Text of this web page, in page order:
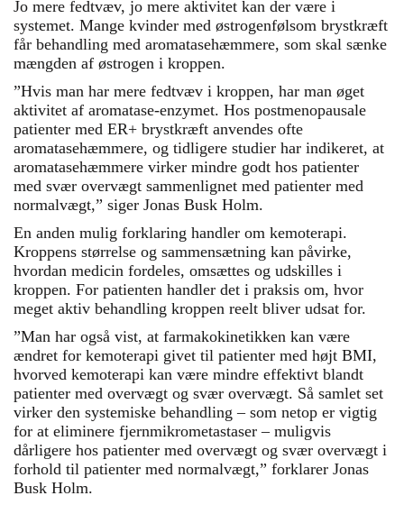
Jo mere fedtvæv, jo mere aktivitet kan der være i
systemet. Mange kvinder med østrogenfølsom brystkræft
får behandling med aromatasehæmmere, som skal sænke
mængden af østrogen i kroppen.
”Hvis man har mere fedtvæv i kroppen, har man øget
aktivitet af aromatase-enzymet. Hos postmenopausale
patienter med ER+ brystkræft anvendes ofte
aromatasehæmmere, og tidligere studier har indikeret, at
aromatasehæmmere virker mindre godt hos patienter
med svær overvægt sammenlignet med patienter med
normalvægt,” siger Jonas Busk Holm.
En anden mulig forklaring handler om kemoterapi.
Kroppens størrelse og sammensætning kan påvirke,
hvordan medicin fordeles, omsættes og udskilles i
kroppen. For patienten handler det i praksis om, hvor
meget aktiv behandling kroppen reelt bliver udsat for.
”Man har også vist, at farmakokinetikken kan være
ændret for kemoterapi givet til patienter med højt BMI,
hvorved kemoterapi kan være mindre effektivt blandt
patienter med overvægt og svær overvægt. Så samlet set
virker den systemiske behandling – som netop er vigtig
for at eliminere fjernmikrometastaser – muligvis
dårligere hos patienter med overvægt og svær overvægt i
forhold til patienter med normalvægt,” forklarer Jonas
Busk Holm.